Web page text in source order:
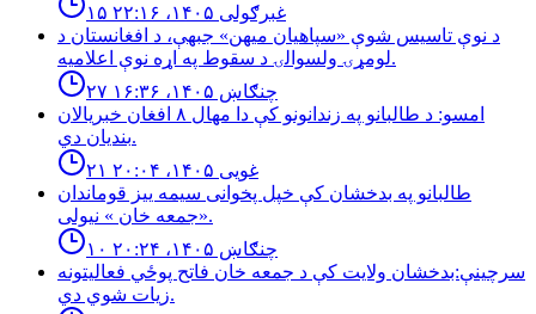
۱۵ غبرګولی ۱۴۰۵، ۲۲:۱۶
د نوې تاسیس شوې «سپاهیان میهن» جبهې، د افغانستان د
لومړۍ ولسوالۍ د سقوط په اړه نوې اعلامیه.
۲۷ چنګاښ ۱۴۰۵، ۱۶:۳۶
امسو: د طالبانو په زندانونو كې دا مهال ٨ افغان خبريالان
بنديان دي.
۲۱ غویی ۱۴۰۵، ۲۰:۰۴
طالبانو په بدخشان كې خپل پخوانى سيمه ييز قوماندان
«جمعه خان » نيولى.
۱۰ چنګاښ ۱۴۰۵، ۲۰:۲۴
سرچینې:بدخشان ولایت کې د جمعه خان فاتح پوځي فعالیتونه
زیات شوي دي.